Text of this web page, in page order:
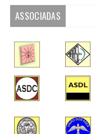
ASSOCIADAS